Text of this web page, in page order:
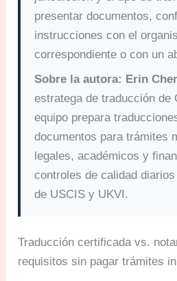
presentar documentos,
instrucciones con el
correspondiente o con un
Sobre la autora: Erin
estratega de traducción de
equipo prepara
documentos para trámites
legales, académicos y
controles de calidad
de USCIS y UKVI.
Traducción certificada vs.
requisitos sin pagar trámites